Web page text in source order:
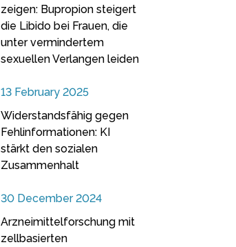
zeigen: Bupropion steigert
die Libido bei Frauen, die
unter vermindertem
sexuellen Verlangen leiden
13 February 2025
Widerstandsfähig gegen
Fehlinformationen: KI
stärkt den sozialen
Zusammenhalt
30 December 2024
Arzneimittelforschung mit
zellbasierten